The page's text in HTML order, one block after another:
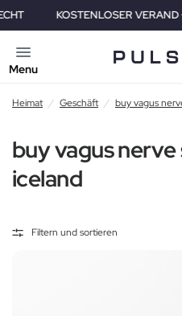
KOSTENLOSER VERAND • 2
Menu
Heimat / Geschäft / buy vagus
buy vagus
iceland
Filtern und sortieren